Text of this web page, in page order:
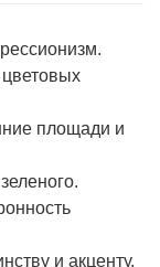
площади и
и акценту.